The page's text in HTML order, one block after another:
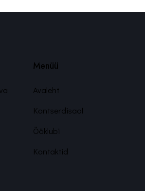
Menüü
Avaleht
Kontserdisaal
Ööklubi
Kontaktid